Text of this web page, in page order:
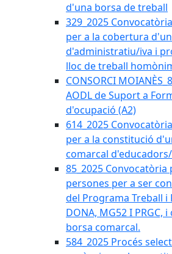
d'una borsa de treball
329_2025
per a la cobertura
d'administratiu/iva i
lloc de treball
CONSORCI
AODL de Suport a
d'ocupació (A2)
614_2025
per a la constitució
comarcal
85_2025 Convocatòria
persones per a ser
del Programa Treball i
DONA, MG52 I PRGC,
borsa comarcal.
584_2025 Procés